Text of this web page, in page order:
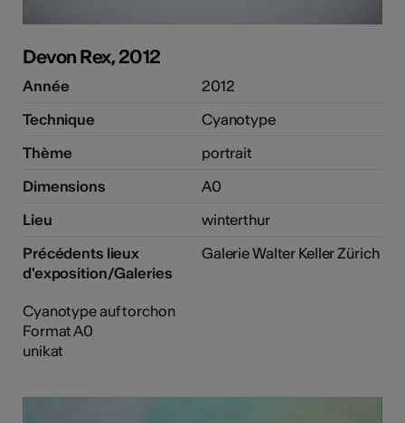
Devon Rex, 2012
Année
2012
Technique
Cyanotype
Thème
portrait
Dimensions
A0
Lieu
winterthur
Précédents lieux
d'exposition/Galeries
Galerie Walter Keller Zürich
Cyanotype auf torchon
Format A0
unikat